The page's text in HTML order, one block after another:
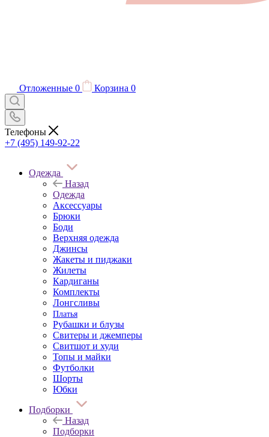
Отложенные 0 Корзина 0
Телефоны
+7 (495) 149-92-22
Одежда
Назад
Одежда
Аксессуары
Брюки
Боди
Верхняя одежда
Джинсы
Жакеты и пиджаки
Жилеты
Кардиганы
Комплекты
Лонгсливы
Платья
Рубашки и блузы
Свитеры и джемперы
Свитшот и худи
Топы и майки
Футболки
Шорты
Юбки
Подборки
Назад
Подборки